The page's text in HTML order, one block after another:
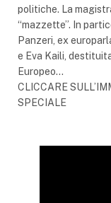
politiche. La
“mazzette”. In
Panzeri, ex
e Eva Kaili,
Europeo…
CLICCARE
SPECIALE